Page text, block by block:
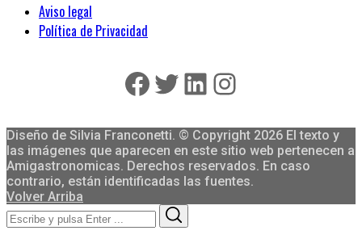
Aviso legal
Política de Privacidad
Facebook
Twitter
LinkedIn
Instagram
Diseño de Silvia Franconetti. © Copyright 2026 El texto y
las imágenes que aparecen en este sitio web pertenecen a
Amigastronomicas. Derechos reservados. En caso
contrario, están identificadas las fuentes.
Volver Arriba
Search
for: